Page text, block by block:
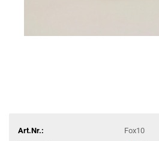
Art.Nr.:
Fox10